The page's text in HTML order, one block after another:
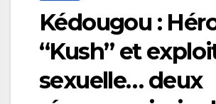
Kédougou :
“Kush” et
sexuelle… deux